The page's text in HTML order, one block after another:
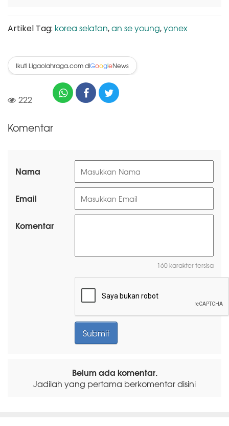
Artikel Tag: korea selatan,an se young,yonex
Ikuti Ligaolahraga.com diGoogleNews
222
Komentar
Nama
Email
Komentar
160 karakter tersisa
Belum ada komentar.
Jadilah yang pertama berkomentar disini